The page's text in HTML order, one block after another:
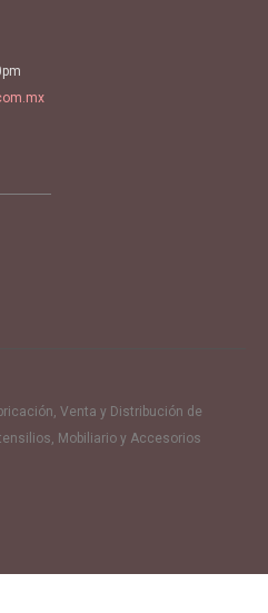
Venta y Distribución de
Mobiliario y Accesorios